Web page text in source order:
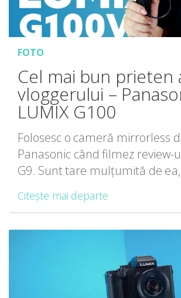
FOTO
Cel mai bun prieten
vloggerului –
LUMIX G100
Folosesc o cameră mirrorless
Panasonic când filmez review-
G9. Sunt tare mulțumită de
perfect, dar când plec în
Citește mai departe